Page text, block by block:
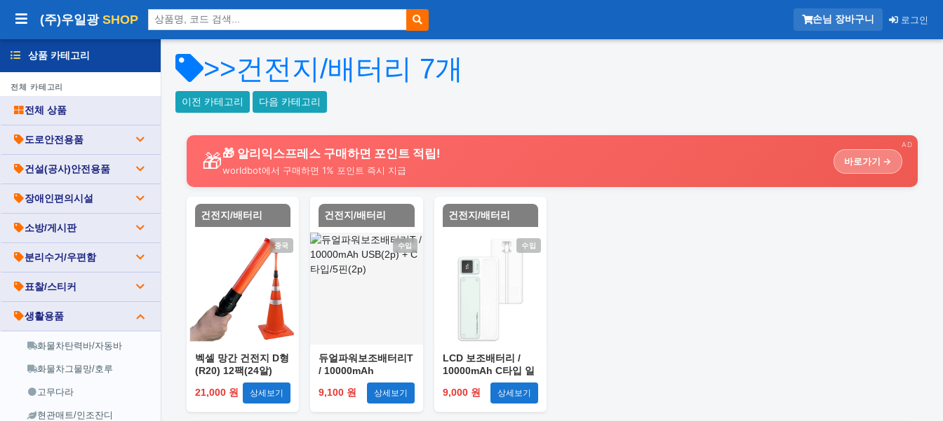
(주)우일광 SHOP 상품 검색 손님 장바구니 로그인
상품 카테고리
전체 카테고리
전체 상품
도로안전용품
건설(공사)안전용품
장애인편의시설
소방/게시판
분리수거/우편함
표찰/스티커
생활용품
화물차탄력바/자동바
화물차그물망/호루
고무다라
현관매트/인조잔디
>>건전지/배터리 7개
이전 카테고리 다음 카테고리
AD
🎁🎁 알리익스프레스 구매하면 포인트 적립!
worldbot에서 구매하면 1% 포인트 즉시 지급
바로가기 →
건전지/배터리
중국
벡셀 망간 건전지 D형
(R20) 12팩(24알)
21,000 원
상세보기
건전지/배터리
수입
듀얼파워보조배터리T
/ 10000mAh
USB(2p) + C타입/5핀
(2p)
9,100 원 상세보기
건전지/배터리
수입
LCD 보조배터리 /
10000mAh C타입 일
체형 단종예정
9,000 원
상세보기